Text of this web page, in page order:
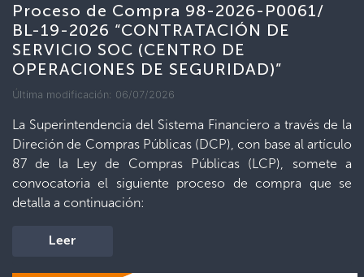
Proceso de Compra 98-2026-P0061/
BL-19-2026 “CONTRATACIÓN DE
SERVICIO SOC (CENTRO DE
OPERACIONES DE SEGURIDAD)”
Última modificación: 06/07/2026
La Superintendencia del Sistema Financiero a través de la
Direción de Compras Públicas (DCP), con base al artículo
87 de la Ley de Compras Públicas (LCP), somete a
convocatoria el siguiente proceso de compra que se
detalla a continuación:
Leer